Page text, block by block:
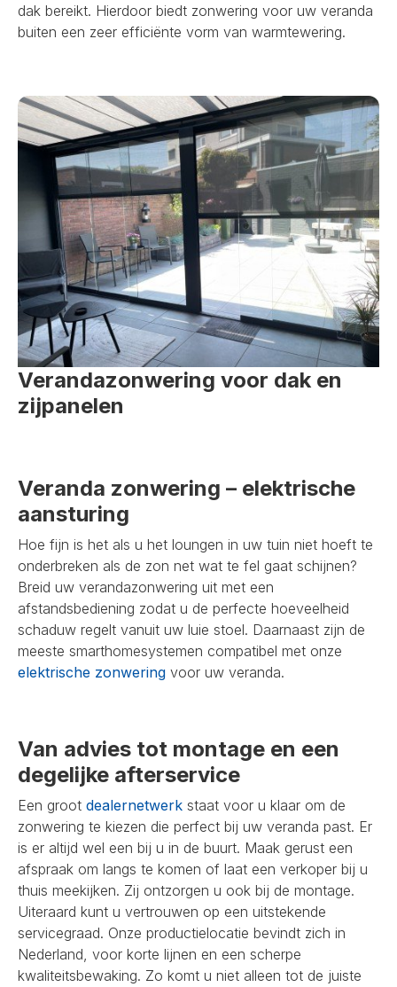
dak bereikt. Hierdoor biedt zonwering voor uw veranda
buiten een zeer efficiënte vorm van warmtewering.
Verandazonwering voor dak en
zijpanelen
Veranda zonwering – elektrische
aansturing
Hoe fijn is het als u het loungen in uw tuin niet hoeft te
onderbreken als de zon net wat te fel gaat schijnen?
Breid uw verandazonwering uit met een
afstandsbediening zodat u de perfecte hoeveelheid
schaduw regelt vanuit uw luie stoel. Daarnaast zijn de
meeste smarthomesystemen compatibel met onze
elektrische zonwering voor uw veranda.
Van advies tot montage en een
degelijke afterservice
Een groot dealernetwerk staat voor u klaar om de
zonwering te kiezen die perfect bij uw veranda past. Er
is er altijd wel een bij u in de buurt. Maak gerust een
afspraak om langs te komen of laat een verkoper bij u
thuis meekijken. Zij ontzorgen u ook bij de montage.
Uiteraard kunt u vertrouwen op een uitstekende
servicegraad. Onze productielocatie bevindt zich in
Nederland, voor korte lijnen en een scherpe
kwaliteitsbewaking. Zo komt u niet alleen tot de juiste